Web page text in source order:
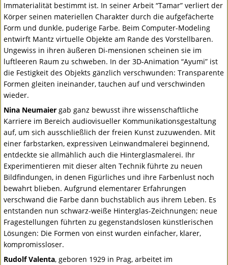
Immaterialität bestimmt ist. In seiner Arbeit “Tamar” verliert der
Körper seinen materiellen Charakter durch die aufgefächerte
Form und dunkle, puderige Farbe. Beim Computer-Modeling
entwirft Mantz virtuelle Objekte am Rande des Vorstellbaren.
Ungewiss in ihren äußeren Di-mensionen scheinen sie im
luftleeren Raum zu schweben. In der 3D-Animation “Ayumi” ist
die Festigkeit des Objekts gänzlich verschwunden: Transparente
Formen gleiten ineinander, tauchen auf und verschwinden
wieder.
Nina Neumaier gab ganz bewusst ihre wissenschaftliche
Karriere im Bereich audiovisueller Kommunikationsgestaltung
auf, um sich ausschließlich der freien Kunst zuzuwenden. Mit
einer farbstarken, expressiven Leinwandmalerei beginnend,
entdeckte sie allmählich auch die Hinterglasmalerei. Ihr
Experimentieren mit dieser alten Technik führte zu neuen
Bildfindungen, in denen Figürliches und ihre Farbenlust noch
bewahrt blieben. Aufgrund elementarer Erfahrungen
verschwand die Farbe dann buchstäblich aus ihrem Leben. Es
entstanden nun schwarz-weiße Hinterglas-Zeichnungen; neue
Fragestellungen führten zu gegenstandslosen künstlerischen
Lösungen: Die Formen von einst wurden einfacher, klarer,
kompromissloser.
Rudolf Valenta, geboren 1929 in Prag, arbeitet im